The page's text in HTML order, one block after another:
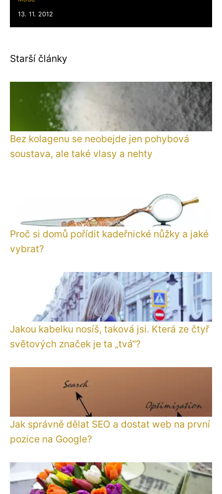
13. 11. 2012
Starší články
Bez kolagenu se neobejde jen pohybová
soustava, ale také vlasy a nehty
Proč si domů pořídit kadeřnické nůžky a jaké
vybrat?
Jakou kabelku nosíš, taková jsi. Která ze čtyř
světových značek je ta „tvá“?
Jak správně dělat SEO a dostat web na první
pozice na Google?